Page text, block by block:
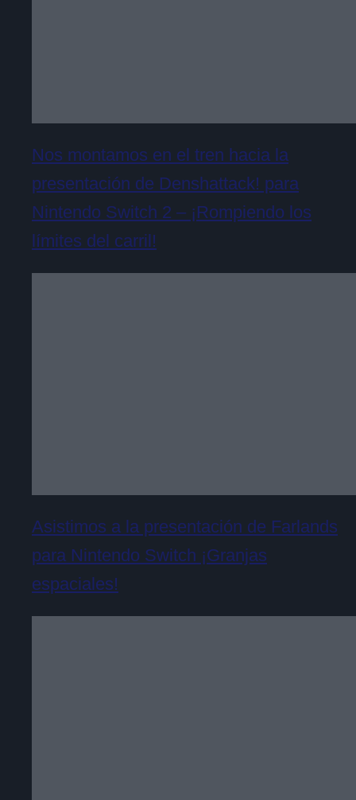
Nos montamos en el tren hacia la
presentación de Denshattack! para
Nintendo Switch 2 – ¡Rompiendo los
límites del carril!
Asistimos a la presentación de Farlands
para Nintendo Switch ¡Granjas
espaciales!